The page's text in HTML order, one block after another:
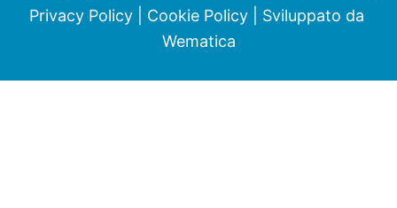
Privacy Policy| Cookie Policy| Sviluppato da
Wematica